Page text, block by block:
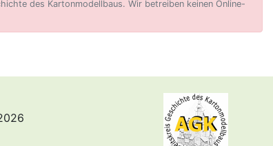
des Kartonmodellbaus. Wir betreiben keinen Online-